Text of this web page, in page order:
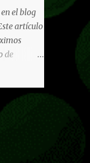
Pass.
acceso a
jugar
a
tu
el blog
artículo
de
nada
que
Dichos